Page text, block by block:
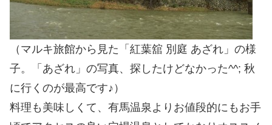
（マルキ旅館から見た「紅葉舘 別庭 あざれ」の様
子。「あざれ」の写真、探したけどなかった^^; 秋
に行くのが最高です♪）
料理も美味しくて、有馬温泉よりお値段的にもお手